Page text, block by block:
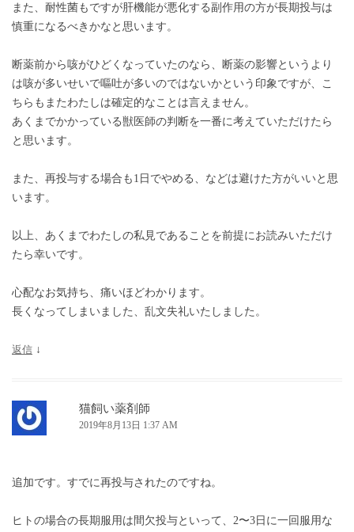
また、耐性菌もですが肝機能が悪化する副作用の方が長期投与は
慎重になるべきかなと思います。
断薬前から咳がひどくなっていたのなら、断薬の影響というより
は咳が多いせいで嘔吐が多いのではないかという印象ですが、こ
ちらもまたわたしは確定的なことは言えません。
あくまでかかっている獣医師の判断を一番に考えていただけたら
と思います。
また、再投与する場合も1日でやめる、などは避けた方がいいと思
います。
以上、あくまでわたしの私見であることを前提にお読みいただけ
たら幸いです。
心配なお気持ち、痛いほどわかります。
長くなってしまいました、乱文失礼いたしました。
返信 ↓
猫飼い薬剤師
2019年8月13日 1:37 AM
追加です。すでに再投与されたのですね。
ヒトの場合の長期服用は間欠投与といって、2〜3日に一回服用な